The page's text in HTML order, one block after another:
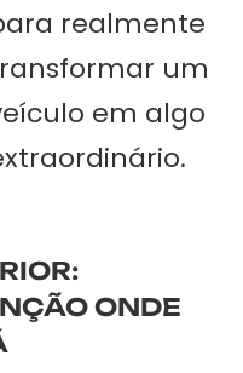
realmente
um
em algo
ONDE